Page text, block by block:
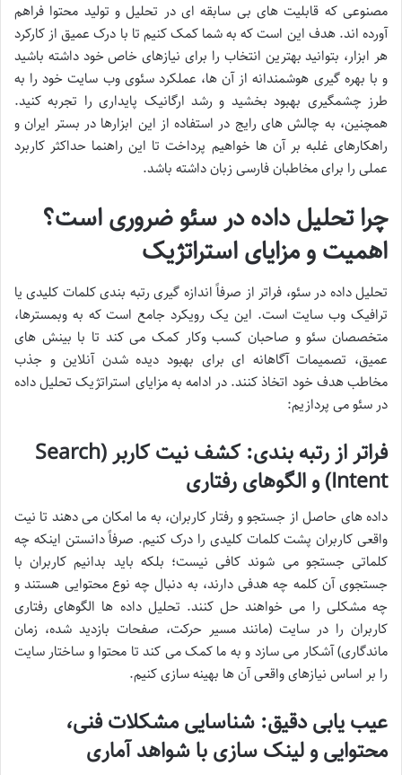
مصنوعی که قابلیت های بی سابقه ای در تحلیل و تولید محتوا فراهم
آورده اند. هدف این است که به شما کمک کنیم تا با درک عمیق از کارکرد
هر ابزار، بتوانید بهترین انتخاب را برای نیازهای خاص خود داشته باشید
و با بهره گیری هوشمندانه از آن ها، عملکرد سئوی وب سایت خود را به
طرز چشمگیری بهبود بخشید و رشد ارگانیک پایداری را تجربه کنید.
همچنین، به چالش های رایج در استفاده از این ابزارها در بستر ایران و
راهکارهای غلبه بر آن ها خواهیم پرداخت تا این راهنما حداکثر کاربرد
عملی را برای مخاطبان فارسی زبان داشته باشد.
چرا تحلیل داده در سئو ضروری است؟
اهمیت و مزایای استراتژیک
تحلیل داده در سئو، فراتر از صرفاً اندازه گیری رتبه بندی کلمات کلیدی یا
ترافیک وب سایت است. این یک رویکرد جامع است که به وبمسترها،
متخصصان سئو و صاحبان کسب وکار کمک می کند تا با بینش های
عمیق، تصمیمات آگاهانه ای برای بهبود دیده شدن آنلاین و جذب
مخاطب هدف خود اتخاذ کنند. در ادامه به مزایای استراتژیک تحلیل داده
در سئو می پردازیم:
فراتر از رتبه بندی: کشف نیت کاربر (Search
Intent) و الگوهای رفتاری
داده های حاصل از جستجو و رفتار کاربران، به ما امکان می دهند تا نیت
واقعی کاربران پشت کلمات کلیدی را درک کنیم. صرفاً دانستن اینکه چه
کلماتی جستجو می شوند کافی نیست؛ بلکه باید بدانیم کاربران با
جستجوی آن کلمه چه هدفی دارند، به دنبال چه نوع محتوایی هستند و
چه مشکلی را می خواهند حل کنند. تحلیل داده ها الگوهای رفتاری
کاربران را در سایت (مانند مسیر حرکت، صفحات بازدید شده، زمان
ماندگاری) آشکار می سازد و به ما کمک می کند تا محتوا و ساختار سایت
را بر اساس نیازهای واقعی آن ها بهینه سازی کنیم.
عیب یابی دقیق: شناسایی مشکلات فنی،
محتوایی و لینک سازی با شواهد آماری